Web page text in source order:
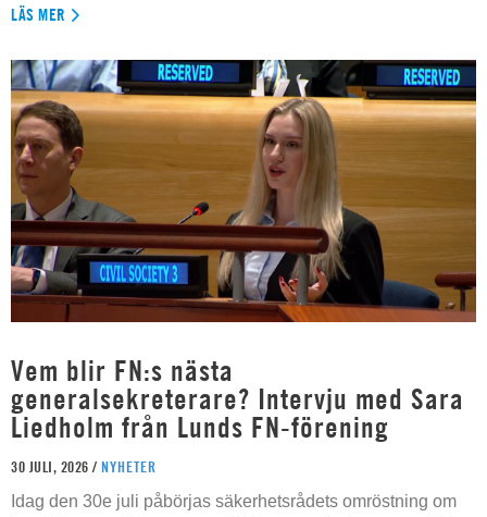
LÄS MER
Vem blir FN:s nästa
generalsekreterare? Intervju med Sara
Liedholm från Lunds FN-förening
30 JULI, 2026 / NYHETER
Idag den 30e juli påbörjas säkerhetsrådets omröstning om